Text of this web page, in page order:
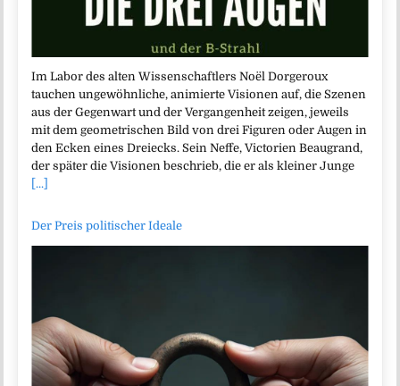
Im Labor des alten Wissenschaftlers Noël Dorgeroux
tauchen ungewöhnliche, animierte Visionen auf, die Szenen
aus der Gegenwart und der Vergangenheit zeigen, jeweils
mit dem geometrischen Bild von drei Figuren oder Augen in
den Ecken eines Dreiecks. Sein Neffe, Victorien Beaugrand,
der später die Visionen beschrieb, die er als kleiner Junge
[...]
Der Preis politischer Ideale